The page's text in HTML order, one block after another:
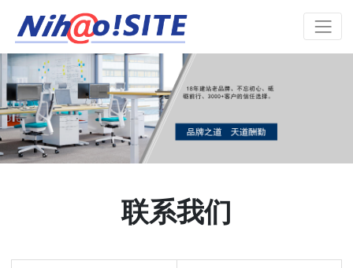
联系我们